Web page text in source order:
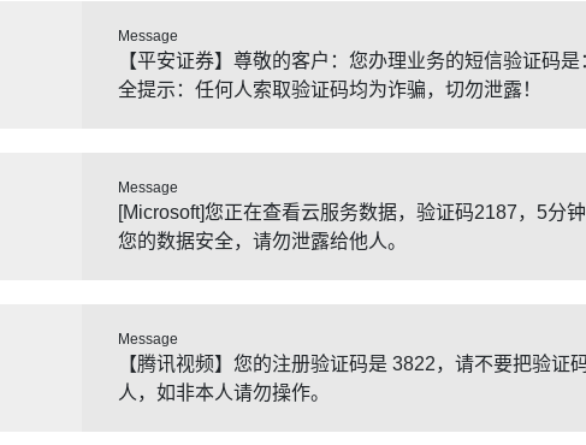
Message
【平安证券】尊敬的客户：您办理业务的短信验证码
全提示：任何人索取验证码均为诈骗，切勿泄露！
Message
[Microsoft]您正在查看云服务数据，验证码2187，5分
您的数据安全，请勿泄露给他人。
Message
【腾讯视频】您的注册验证码是 3822，请不要把验证
人，如非本人请勿操作。